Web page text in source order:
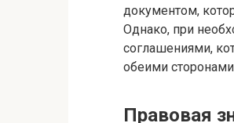
документом,
Однако, при
соглашениями,
обеими
Правовая